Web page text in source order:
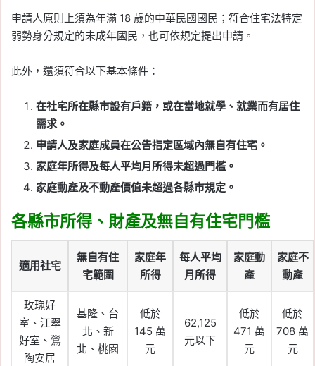
申請人原則上須為年滿 18 歲的中華民國國民；符合住宅法特定
弱勢身分規定的未成年國民，也可依規定提出申請。
此外，還須符合以下基本條件：
在社宅所在縣市設有戶籍，或在當地就學、就業而有居住
需求。
申請人及家庭成員在公告指定區域內無自有住宅。
家庭年所得及每人平均月所得未超過門檻。
家庭動產及不動產價值未超過各縣市規定。
各縣市所得、財產及無自有住宅門檻
適用社宅
無自有住
宅範圍
家庭年
所得
每人平均
月所得
家庭動
產
家庭不
動產
玫瑰好
室、江翠
好室、鶯
陶安居
基隆、台
北、新
北、桃園
低於
145 萬
元
62,125
元以下
低於
471 萬
元
低於
708 萬
元